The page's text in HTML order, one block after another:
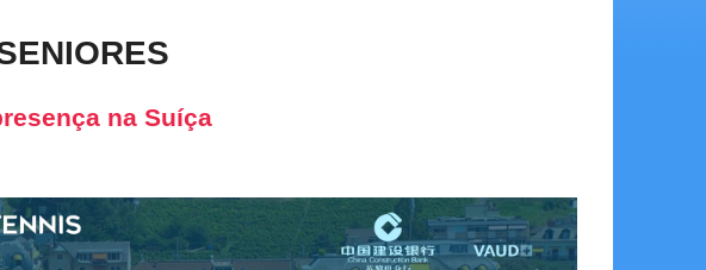
na Suíça